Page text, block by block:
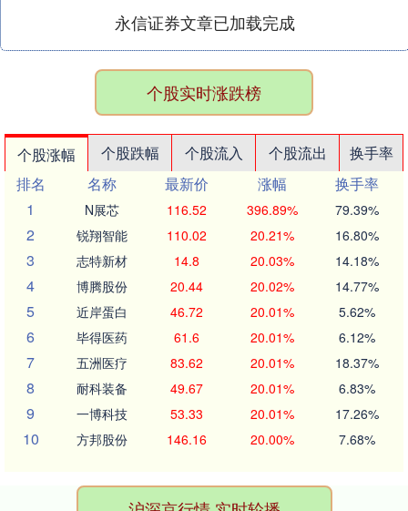
永信证券文章已加载完成
个股实时涨跌榜
个股涨幅 个股跌幅 个股流入 个股流出
换手率
排名
名称 最新价 涨幅
换手率
1
N展芯 116.52 396.89% 79.39%
2 锐翔智能 110.02 20.21% 16.80%
3 志特新材 14.8 20.03% 14.18%
4 博腾股份 20.44 20.02% 14.77%
5 近岸蛋白 46.72 20.01% 5.62%
6 毕得医药 61.6 20.01% 6.12%
7 五洲医疗 83.62 20.01% 18.37%
8 耐科装备 49.67 20.01% 6.83%
9 一博科技 53.33 20.01% 17.26%
10 方邦股份 146.16 20.00% 7.68%